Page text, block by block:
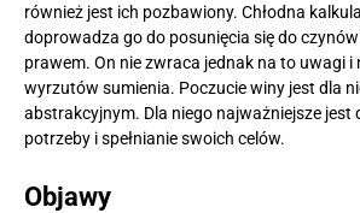
również jest ich pozbawiony. Chłodna
doprowadza go do posunięcia się do
prawem. On nie zwraca jednak na to uwagi i
wyrzutów sumienia. Poczucie winy jest dla
abstrakcyjnym. Dla niego najważniejsze jest
potrzeby i spełnianie swoich celów.
Objawy